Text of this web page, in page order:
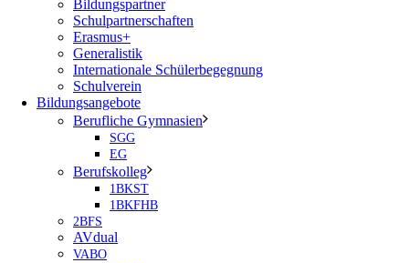
Bildungspartner
Schulpartnerschaften
Erasmus+
Generalistik
Internationale Schülerbegegnung
Schulverein
Bildungsangebote
Berufliche Gymnasien
SGG
EG
Berufskolleg
1BKST
1BKFHB
2BFS
AVdual
VABO